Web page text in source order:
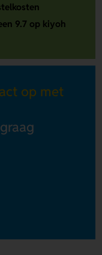
9.7 op kiyoh
op met